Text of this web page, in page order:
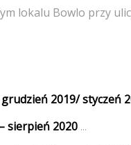
lokalu Bowlo przy
2019/ styczeń
sierpień 2020 ...